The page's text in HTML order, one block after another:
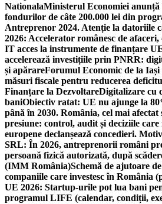
NationalaMinisterul Economiei anunță
fondurilor de câte 200.000 lei din
Antreprenor 2024. Atenție la datoriile
2026: Accelerator românesc de
IT acces la instrumente de finanțare
accelerează investițiile prin PNRR:
și apărareForumul Economic de la Iași
măsuri fiscale pentru reducerea
Finanțare la DezvoltareDigitalizare cu
baniObiectiv ratat: UE nu ajunge la
până în 2030. România, cel mai afectat
presiune: control, audit și deciziile care
europene declanșează concedieri.
SRL: În 2026, antreprenorii români
persoană fizică autorizată, după
(IMM România)Schemă de ajutoare
companiile care investesc în România
UE 2026: Startup-urile pot lua bani
programul LIFE (calendar, condiții,